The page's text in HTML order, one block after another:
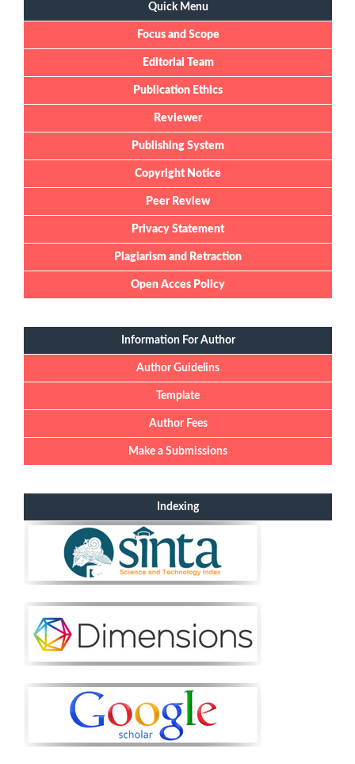
Quick Menu
Focus and Scope
Editorial Team
Publication Ethics
Reviewer
Publishing System
Copyright Notice
Peer Review
Privacy Statement
Plagiarism and Retraction
Open Acces Policy
Information For Author
Author Guidelins
Template
Author Fees
Make a Submissions
Indexing